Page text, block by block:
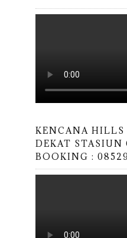
KENCANA
DEKAT STASIUN
BOOKING :